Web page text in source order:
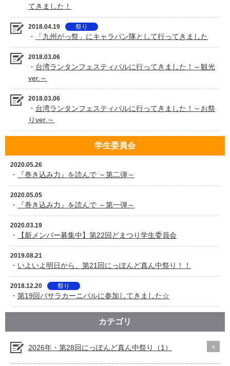
てきました！
2018.04.19 祭り
・ 「九州がっ祭」にキャラバン隊として行ってきました
2018.03.06
・ 台湾ランタンフェスティバルに行ってきました！～観光
ver.～
2018.03.06
・ 台湾ランタンフェスティバルに行ってきました！～お祭
りver.～
学生委員会
2020.05.26
・ 『巻き込み力』を読んで ～第二弾～
2020.05.05
・ 『巻き込み力』を読んで ～第一弾～
2020.03.19
・ 【新メンバー募集中】第22回どまつり学生委員会
2019.08.21
・ いよいよ明日から、第21回にっぽんど真ん中祭り！！
2018.12.20 祭り
・ 第19回バサラカーニバルに参加してきました☆
カテゴリ
2026年・第28回にっぽんど真ん中祭り（1）